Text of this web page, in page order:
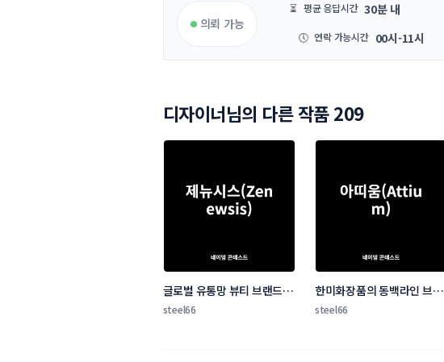
의뢰 가능
⏳ 평균 응답시간 30분 내
🕔 연락 가능시간 00시-11시
디자이너님의 다른 작품 209
글로벌 유통망 뷰티 브랜드 네
이밍 콘테스트
steel66
한미화장품의 동백라인 브랜
드 네이밍 공모
steel66